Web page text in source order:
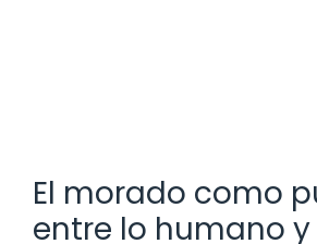
El morado como
entre lo humano